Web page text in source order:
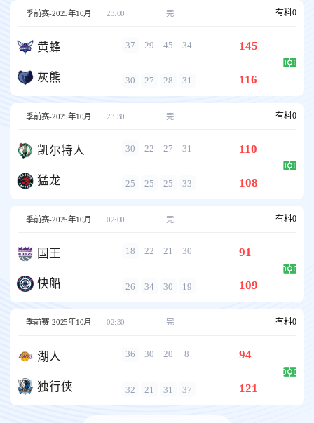
季前赛-2025年10月 23:00 完 有料0
黄蜂
灰熊
37 29 45 34
30 27 28 31
145
116
季前赛-2025年10月 23:30 完 有料0
凯尔特人
猛龙
30 22 27 31
25 25 25 33
110
108
季前赛-2025年10月 02:00 完 有料0
国王
快船
18 22 21 30
26 34 30 19
91
109
季前赛-2025年10月 02:30 完 有料0
湖人
独行侠
36 30 20 8
32 21 31 37
94
121